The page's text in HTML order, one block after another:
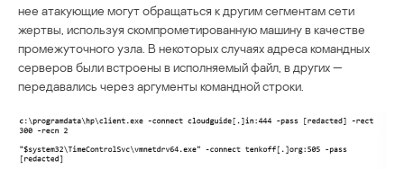
нее атакующие могут обращаться к другим сегментам сети
жертвы, используя скомпрометированную машину в качестве
промежуточного узла. В некоторых случаях адреса командных
серверов были встроены в исполняемый файл, в других —
передавались через аргументы командной строки.